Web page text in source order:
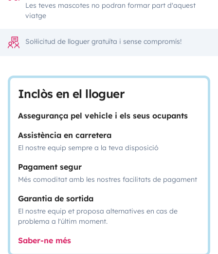
Les teves mascotes no podran formar part d'aquest
viatge
Sol·licitud de lloguer gratuïta i sense compromís!
Inclòs en el lloguer
Assegurança pel vehicle i els seus ocupants
Assistència en carretera
El nostre equip sempre a la teva disposició
Pagament segur
Més comoditat amb les nostres facilitats de pagament
Garantia de sortida
El nostre equip et proposa alternatives en cas de
problema a l'últim moment.
Saber-ne més